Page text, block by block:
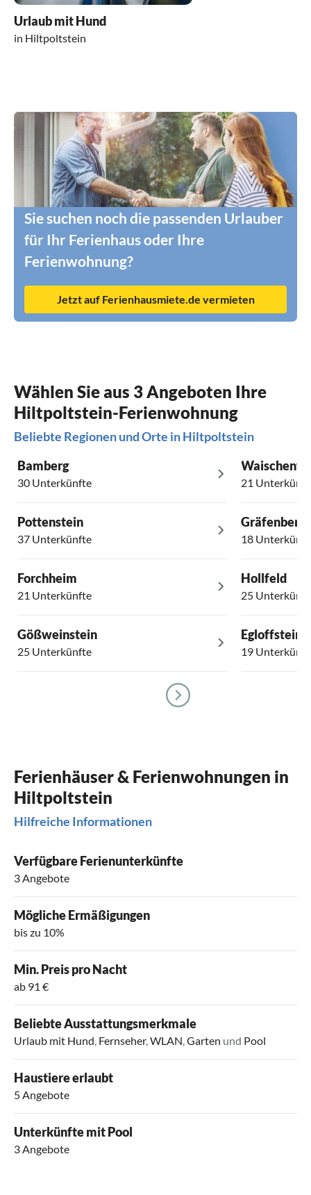
Urlaub mit Hund
in Hiltpoltstein
Sie suchen noch die passenden Urlauber
für Ihr Ferienhaus oder Ihre
Ferienwohnung?
Jetzt auf Ferienhausmiete.de vermieten
Wählen Sie aus 3 Angeboten Ihre
Hiltpoltstein-Ferienwohnung
Beliebte Regionen und Orte in Hiltpoltstein
Bamberg
30 Unterkünfte
Pottenstein
37 Unterkünfte
Forchheim
21 Unterkünfte
Gößweinstein
25 Unterkünfte
21
Gräfenberg
18
Hollfeld
25
Egloffstein
19
Ferienhäuser & Ferienwohnungen in
Hiltpoltstein
Hilfreiche Informationen
Verfügbare Ferienunterkünfte
3 Angebote
Mögliche Ermäßigungen
bis zu 10%
Min. Preis pro Nacht
ab 91 €
Beliebte Ausstattungsmerkmale
Urlaub mit Hund, Fernseher,WLAN,Garten und Pool
Haustiere erlaubt
5 Angebote
Unterkünfte mit Pool
3 Angebote